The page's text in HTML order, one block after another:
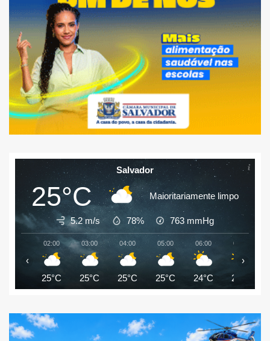
Salvador
25°C Maioritariamente limpo
5.2 m/s 78% 763 mmHg
02:00
25°C
03:00
25°C
04:00
25°C
05:00
25°C
06:00
24°C
07:00
25°C
‹ ›